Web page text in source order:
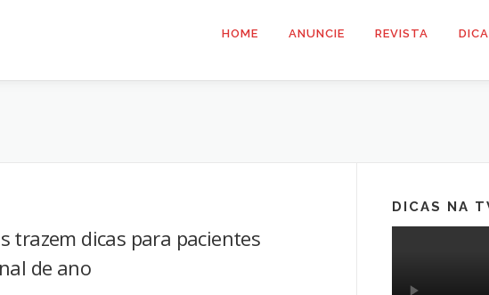
HOME ANUNCIE REVISTA
trazem dicas para pacientes
de ano
DICAS NA